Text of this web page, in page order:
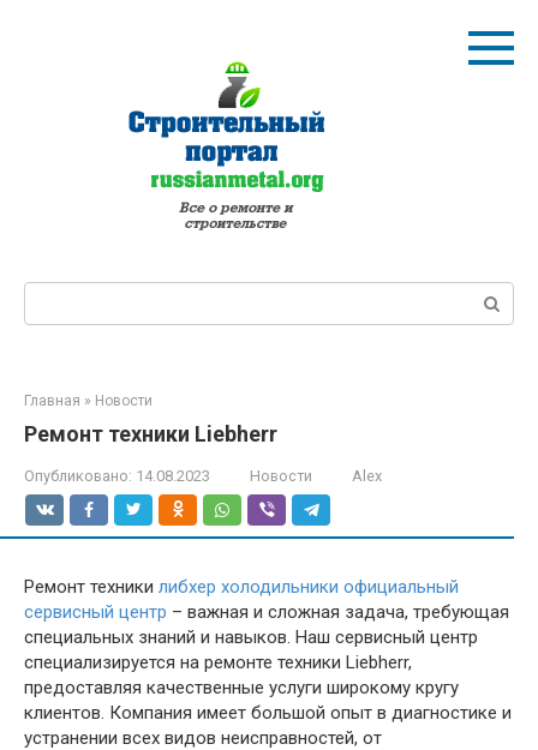
Поиск:
Главная » Новости
Ремонт техники Liebherr
Опубликовано: 14.08.2023 Новости Alex
Ремонт техники либхер холодильники официальный
сервисный центр – важная и сложная задача, требующая
специальных знаний и навыков. Наш сервисный центр
специализируется на ремонте техники Liebherr,
предоставляя качественные услуги широкому кругу
клиентов. Компания имеет большой опыт в диагностике и
устранении всех видов неисправностей, от